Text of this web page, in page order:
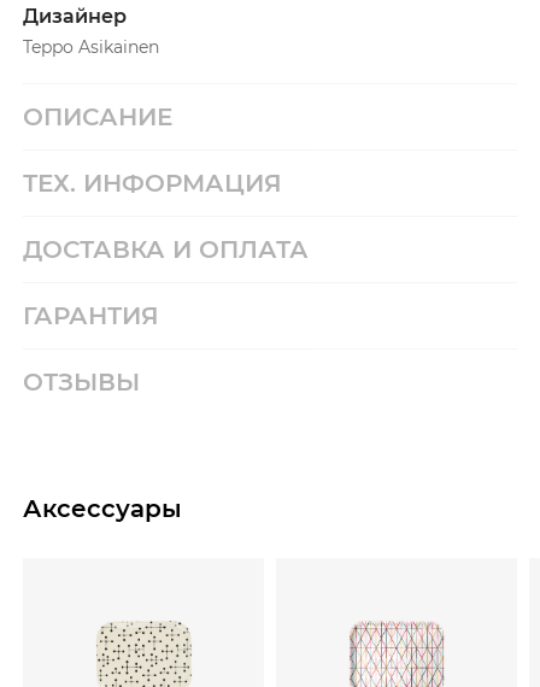
Дизайнер
Teppo Asikainen
ОПИСАНИЕ
ТЕХ. ИНФОРМАЦИЯ
ДОСТАВКА И ОПЛАТА
ГАРАНТИЯ
ОТЗЫВЫ
Аксессуары